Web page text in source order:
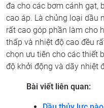
đa cho các bơm cánh gạt,
cao áp. Là chủng loại dầu
rất cao góp phần làm cho
thấp và nhiệt độ cao đều
chọn ưu tiên cho các thiết
độ khởi động và dãy nhiệt
Bài viết liên quan: